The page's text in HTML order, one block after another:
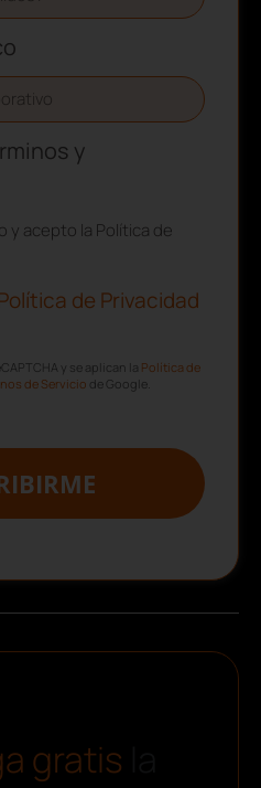
y
y acepto la Política de
de Privacidad
y se aplican la Política de
de Servicio de Google.
gratis